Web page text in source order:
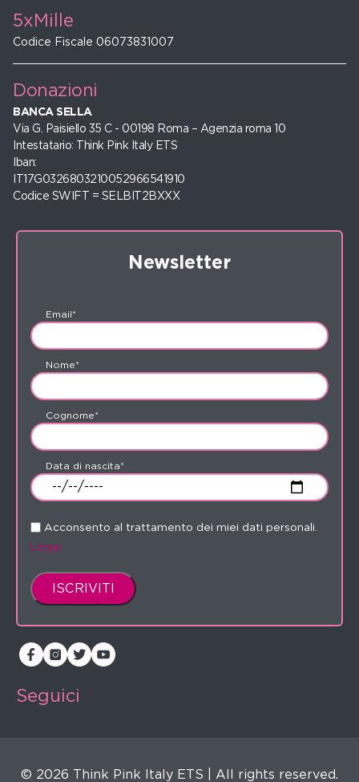
5xMille
Codice Fiscale 06073831007
Donazioni
BANCA SELLA
Via G. Paisiello 35 C - 00198 Roma – Agenzia roma 10
Intestatario: Think Pink Italy ETS
Iban:
IT17G0326803210052966541910
Codice SWIFT = SELBIT2BXXX
Newsletter
Email*
Nome*
Cognome*
Data di nascita*
Acconsento al trattamento dei miei dati personali.
Leggi
Seguici
© 2026 Think Pink Italy ETS | All rights reserved.